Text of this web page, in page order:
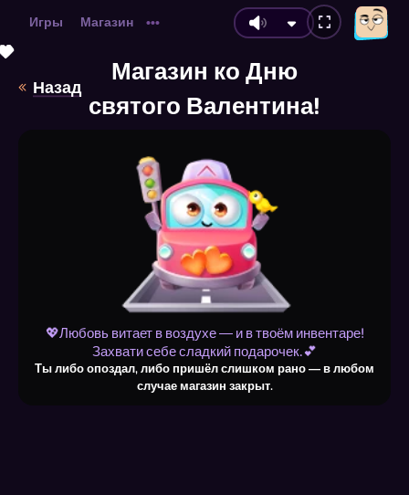
Игры Магазин •••
💗
💖
💗
💗
💝
💗
💗
💝
💝
💝
💖
💗
💖
💝
💗
💗
💝
💗
💝
💗
Назад
Магазин ко Дню
святого Валентина!
💖Любовь витает в воздухе — и в твоём инвентаре!
Захвати себе сладкий подарочек.💕
Ты либо опоздал, либо пришёл слишком рано — в любом
случае магазин закрыт.